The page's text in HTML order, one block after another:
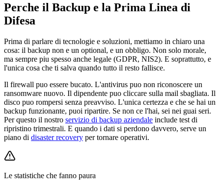
Perche il Backup e la Prima Linea di
Difesa
Prima di parlare di tecnologie e soluzioni, mettiamo in chiaro una
cosa: il backup non e un optional, e un obbligo. Non solo morale,
ma sempre piu spesso anche legale (GDPR, NIS2). E soprattutto, e
l'unica cosa che ti salva quando tutto il resto fallisce.
Il firewall puo essere bucato. L'antivirus puo non riconoscere un
ransomware nuovo. Il dipendente puo cliccare sulla mail sbagliata. Il
disco puo rompersi senza preavviso. L'unica certezza e che se hai un
backup funzionante, puoi ripartire. Se non ce l'hai, sei nei guai seri.
Per questo il nostro servizio di backup aziendale include test di
ripristino trimestrali. E quando i dati si perdono davvero, serve un
piano di disaster recovery per tornare operativi.
Le statistiche che fanno paura